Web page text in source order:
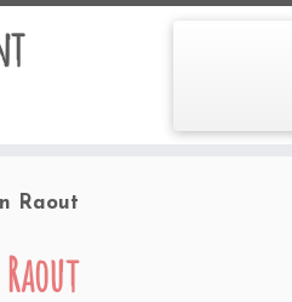
Raout